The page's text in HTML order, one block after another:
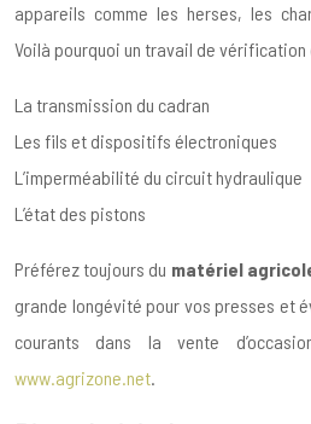
appareils comme les herses, les
Voilà pourquoi un travail de
La transmission du cadran
Les fils et dispositifs électroniques
L’imperméabilité du circuit hydraulique
L’état des pistons
Préférez toujours du matériel
grande longévité pour vos presses et
courants dans la vente
www.agrizone.net.